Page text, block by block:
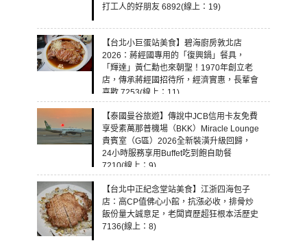
打工人的好朋友 6892(線上：19)
【台北小巨蛋站美食】碧海廚房敦北店
2026：蔣經國專用的「復興鍋」餐具，
「輝達」黃仁勳也來朝聖！1970年創立老
店，傳承蔣經國招待所，經濟實惠，長輩會
喜歡 7253(線上：11)
【泰國曼谷旅遊】傳說中JCB信用卡友免費
享受素萬那普機場（BKK）Miracle Lounge
貴賓室（G區）2026全新裝潢升級回歸，
24小時服務享用Buffet吃到飽自助餐
7210(線上：9)
【台北中正紀念堂站美食】江浙四海包子
店：高CP值佛心小館，抗漲必收，排骨炒
飯份量大誠意足，老闆資歷超狂根本活歷史
7136(線上：8)